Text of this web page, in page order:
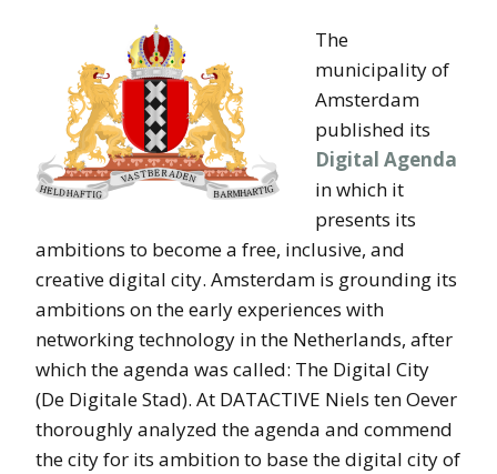
The
municipality of
Amsterdam
published its
Digital Agenda
in which it
presents its
ambitions to become a free, inclusive, and
creative digital city. Amsterdam is grounding its
ambitions on the early experiences with
networking technology in the Netherlands, after
which the agenda was called: The Digital City
(De Digitale Stad). At DATACTIVE Niels ten Oever
thoroughly analyzed the agenda and commend
the city for its ambition to base the digital city of